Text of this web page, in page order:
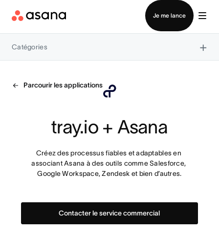
Je me lance
Contacter le service commercial
Catégories ×
Parcourir les applications
tray.io + Asana
Créez des processus fiables et adaptables en
associant Asana à des outils comme Salesforce,
Google Workspace, Zendesk et bien d’autres.
Contacter le service commercial